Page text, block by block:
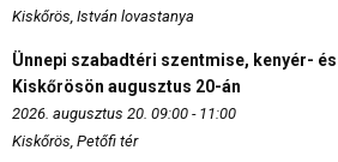
Kiskőrös, István lovastanya
Ünnepi szabadtéri szentmise, kenyér-
Kiskőrösön augusztus 20-án
2026. augusztus 20. 09:00 - 11:00
Kiskőrös, Petőfi tér